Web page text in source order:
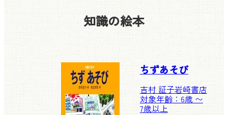
知識の絵本
ちずあそび
吉村 証子岩崎書店
対象年齢：6歳 〜
7歳以上